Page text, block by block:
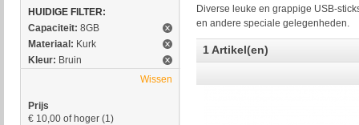
Diverse leuke en grappige USB-
en andere speciale gelegenheden.
1 Artikel(en)
HUIDIGE FILTER:
Capaciteit: 8GB
Materiaal: Kurk
Kleur: Bruin
Wissen
Prijs
€ 10,00 of hoger (1)